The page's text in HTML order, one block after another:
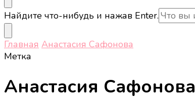
Ищите
что-
то?
Найдите что-нибудь и нажав Enter.
Главная Анастасия Сафонова
Метка
Анастасия Сафонова